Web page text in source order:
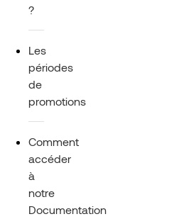
?
Les
périodes
de
promotions
Comment
accéder
à
notre
Documentation